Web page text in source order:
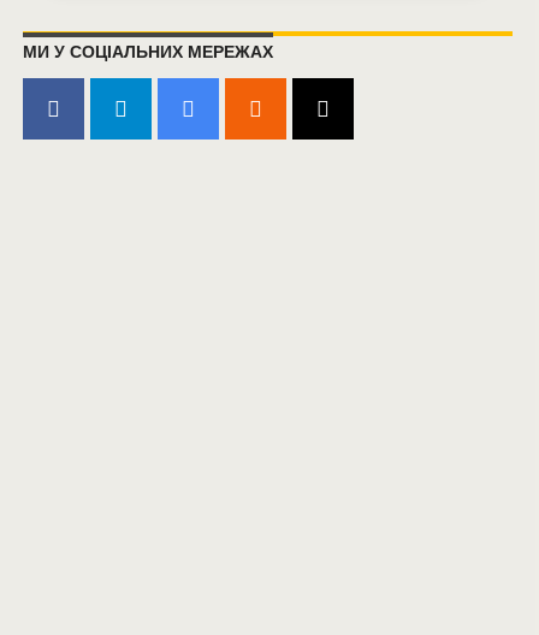
МИ У СОЦІАЛЬНИХ МЕРЕЖАХ